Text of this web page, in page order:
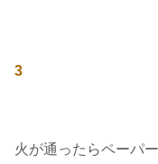
3
火が通ったらペーパ